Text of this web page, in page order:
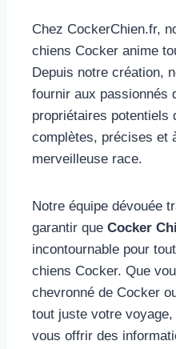
Chez CockerChien.fr,
chiens Cocker anime
Depuis notre création,
fournir aux passionnés
propriétaires potentiels
complètes, précises et
merveilleuse race.
Notre équipe dévouée
garantir que Cocker
incontournable pour
chiens Cocker. Que
chevronné de Cocker
tout juste votre
vous offrir des